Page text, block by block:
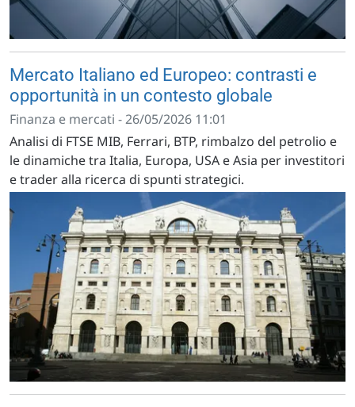
Mercato Italiano ed Europeo: contrasti e
opportunità in un contesto globale
Finanza e mercati - 26/05/2026 11:01
Analisi di FTSE MIB, Ferrari, BTP, rimbalzo del petrolio e
le dinamiche tra Italia, Europa, USA e Asia per investitori
e trader alla ricerca di spunti strategici.